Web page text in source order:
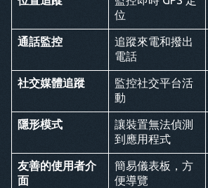
位
通話監控
追蹤來電和撥出
電話
社交媒體追蹤
監控社交平台活
動
隱形模式
讓裝置無法偵測
到應用程式
友善的使用者介
面
簡易儀表板，方
便導覽